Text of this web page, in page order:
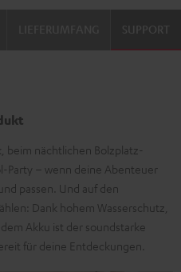
SUPPORT
beim nächtlichen Bolzplatz-
Party – wenn deine Abenteuer
passen. Und auf den
Dank hohem Wasserschutz,
Akku ist der soundstarke
für deine Entdeckungen.